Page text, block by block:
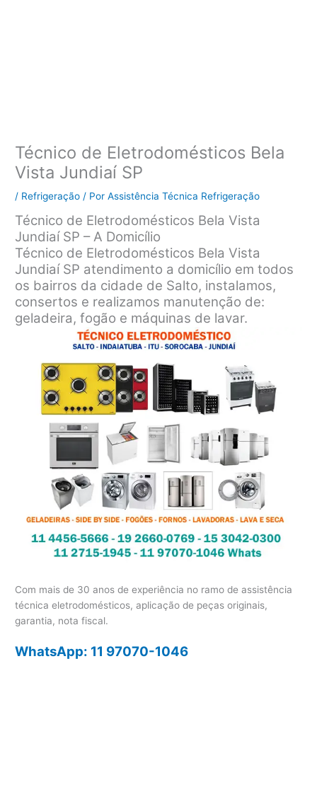
Técnico de Eletrodomésticos Bela
Vista Jundiaí SP
/ Refrigeração / PorAssistência Técnica Refrigeração
Técnico de Eletrodomésticos Bela Vista
Jundiaí SP – A Domicílio
Técnico de Eletrodomésticos Bela Vista
Jundiaí SP atendimento a domicílio em todos
os bairros da cidade de Salto, instalamos,
consertos e realizamos manutenção de:
geladeira, fogão e máquinas de lavar.
Com mais de 30 anos de experiência no ramo de assistência
técnica eletrodomésticos, aplicação de peças originais,
garantia, nota fiscal.
WhatsApp: 11 97070-1046